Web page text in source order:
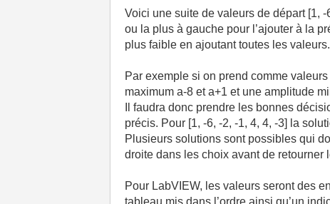
Voici une suite de valeurs de départ [1,
ou la plus à gauche pour l’ajouter à la
plus faible en ajoutant toutes les valeurs.
Par exemple si on prend comme
maximum a-8 et a+1 et une amplitude
Il faudra donc prendre les bonnes
précis. Pour [1, -6, -2, -1, 4, 4, -3] la
Plusieurs solutions sont possibles qui
droite dans les choix avant de retourner
Pour LabVIEW, les valeurs seront des
tableau mis dans l’ordre ainsi qu’un